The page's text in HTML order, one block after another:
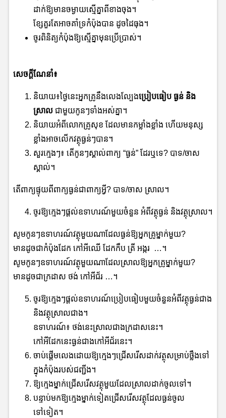
ដាក់ឱ្យមានចម្ងាយស្មើគ្នាពីខាងចុង។
ខ្សែគួរតែអាចគាំទ្រកំប៉ុងបាន ដូចដៃធុង។
ចូរពិនិត្យកំប៉ុងឱ្យស្មើគ្នាមុនប្រើប្រាស់។
សេចក្ដីណែនាំ៖
និយាយ៖ថ្ងៃនេះអ្នកគ្រូនឹងលេងល្បែងប្រៀបធៀប ធ្ងន់ និង
ស្រាលជាមួយកូនៗទាំងអស់គ្នា។
និយាយអំពីលោកគ្រូសុខ ដែលមានកម្លាំងខ្លាំង ហើយមនុស្ស
ខ្លាំងអាចលើកវត្ថុធ្ងន់ៗបាន។
សួរក្មេងៗ៖ តើកូនៗស្គាល់ពាក្យ “ធ្ងន់” ដែរឬទេ? បាទ/ចាស
ស្គាល់។
តើពាក្យផ្ទុយពីពាក្យធ្ងន់ជាពាក្យអ្វី? បាទ/ចាស ស្រាល។
ចូរឱ្យក្មេងៗផ្ដល់ឧទាហរណ៍មួយចំនួន អំពីវត្ថុធ្ងន់ និងវត្ថុស្រាល។
សូមកូនៗឧទាហរណ៍វត្ថុមួយណាដែលធ្ងន់ឱ្យអ្នកគ្រូម្នាក់មួយ?
មានដូចជាកំប៉ុងដែក កៅអីឈើ ដែកកឹប ត្រី អង្ករ …។
សូមកូនៗឧទាហរណ៍វត្ថុមួយណាដែលស្រាលឱ្យអ្នកគ្រូម្នាក់មួយ?
មានដូចជាក្រដាស ថង់ កៅអីជ័រ …។
ចូរឱ្យក្មេងៗផ្ដល់ឧទាហរណ៍ប្រៀបធៀបមួយចំនួនអំពីវត្ថុធ្ងន់ជាង
និងវត្ថុស្រាលជាង។
ឧទាហរណ៍៖ ថង់នេះស្រាលជាងក្រដាសនេះ។
កៅអីដែកនេះធ្ងន់ជាងកៅអីជ័រនេះ។
ចាប់ផ្តើមលេងដោយឱ្យក្មេងៗជ្រើសរើសដាក់វត្ថុសម្រាប់ថ្លឹងទៅ
ក្នុងកំប៉ុងរបស់ជញ្ជីង។
ឱ្យក្មេងម្នាក់ជ្រើសរើសវត្ថុមួយដែលស្រាលដាក់ចូលទៅ។
បន្ទាប់មកឱ្យក្មេងម្នាក់ទៀតជ្រើសរើសវត្ថុដែលធ្ងន់ចូល
ទៅទៀត។